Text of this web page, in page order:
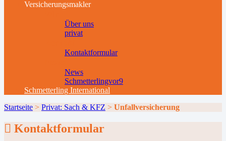
Versicherungsmakler
Über uns
privat
Kontaktformular
News
Schmetterlingvor9
Schmetterling International
Startseite > Privat: Sach & KFZ > Unfallversicherung
Kontaktformular